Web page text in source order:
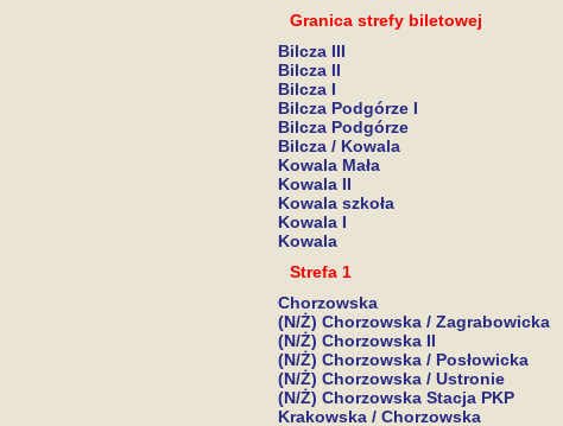
Granica strefy biletowej
Bilcza III
Bilcza II
Bilcza I
Bilcza Podgórze I
Bilcza Podgórze
Bilcza / Kowala
Kowala Mała
Kowala II
Kowala szkoła
Kowala I
Kowala
Strefa 1
Chorzowska
(N/Ż) Chorzowska / Zagrabowicka
(N/Ż) Chorzowska II
(N/Ż) Chorzowska / Posłowicka
(N/Ż) Chorzowska / Ustronie
(N/Ż) Chorzowska Stacja PKP
Krakowska / Chorzowska